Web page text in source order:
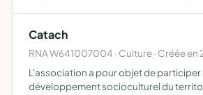
Catach
RNA W641007004 · Culture · Créée en
L'association a pour objet de participer
développement socioculturel du